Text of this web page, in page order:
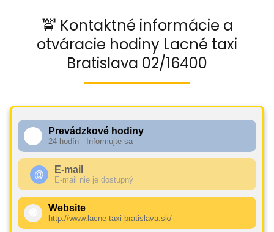
🚖 Kontaktné informácie a
otváracie hodiny Lacné taxi
Bratislava 02/16400
Prevádzkové hodiny
24 hodín - Informujte sa
@ E-mail
E-mail nie je dostupný
Website
http://www.lacne-taxi-bratislava.sk/